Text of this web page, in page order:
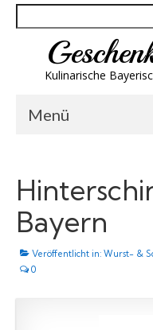
Suchen
Kulinarische
Menü
Brotzeit & Genuss
Spirituosen
Trachtenmode
Bayern
Veröffentlicht in: Wurst- &
0